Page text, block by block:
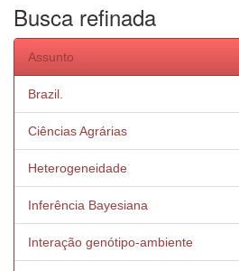
Busca refinada
Assunto
Brazil.
Ciências Agrárias
Heterogeneidade
Inferência Bayesiana
Interação genótipo-ambiente